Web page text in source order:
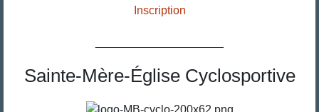
Inscription
Sainte-Mère-Église Cyclosportive